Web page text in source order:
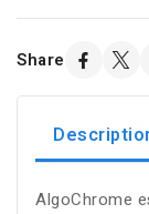
Share
AlgoChrome